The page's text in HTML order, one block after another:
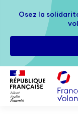
Passer au contenu
Osez la
Osez la